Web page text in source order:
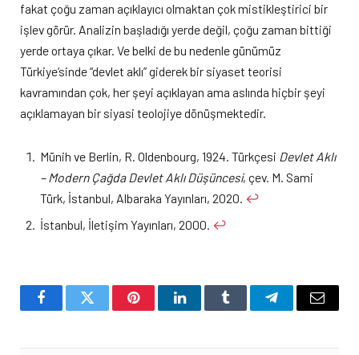
fakat çoğu zaman açıklayıcı olmaktan çok mistikleştirici bir
işlev görür. Analizin başladığı yerde değil, çoğu zaman bittiği
yerde ortaya çıkar. Ve belki de bu nedenle günümüz
Türkiye’sinde “devlet aklı” giderek bir siyaset teorisi
kavramından çok, her şeyi açıklayan ama aslında hiçbir şeyi
açıklamayan bir siyasi teolojiye dönüşmektedir.
Münih ve Berlin, R. Oldenbourg, 1924. Türkçesi Devlet Aklı
– Modern Çağda Devlet Aklı Düşüncesi, çev. M. Sami
Türk, İstanbul, Albaraka Yayınları, 2020. ↩︎
İstanbul, İletişim Yayınları, 2000. ↩︎
FacebookTwitter PinterestLinkedInTumblr TelegramEmail